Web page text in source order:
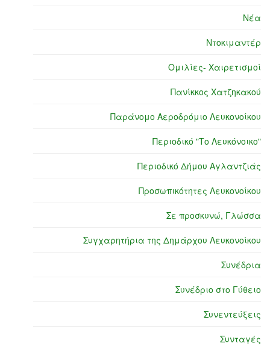
Νέα
Ντοκιμαντέρ
Ομιλίες- Χαιρετισμοί
Πανίκκος Χατζηκακού
Παράνομο Αεροδρόμιο Λευκονοίκου
Περιοδικό "Το Λευκόνοικο"
Περιοδικό Δήμου Αγλαντζιάς
Προσωπικότητες Λευκονοίκου
Σε προσκυνώ, Γλώσσα
Συγχαρητήρια της Δημάρχου Λευκονοίκου
Συνέδρια
Συνέδριο στο Γύθειο
Συνεντεύξεις
Συνταγές